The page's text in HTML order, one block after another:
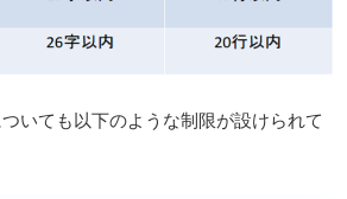
いても以下のような制限が設けられて